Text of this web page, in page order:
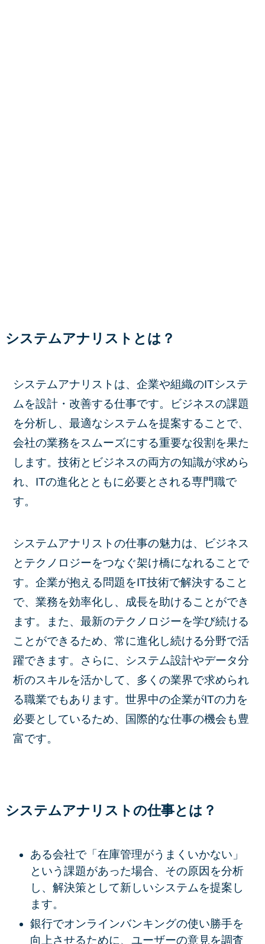
システムアナリストとは？
システムアナリストは、企業や組織のITシステ
ムを設計・改善する仕事です。ビジネスの課題
を分析し、最適なシステムを提案することで、
会社の業務をスムーズにする重要な役割を果た
します。技術とビジネスの両方の知識が求めら
れ、ITの進化とともに必要とされる専門職で
す。
システムアナリストの仕事の魅力は、ビジネス
とテクノロジーをつなぐ架け橋になれることで
す。企業が抱える問題をIT技術で解決すること
で、業務を効率化し、成長を助けることができ
ます。また、最新のテクノロジーを学び続ける
ことができるため、常に進化し続ける分野で活
躍できます。さらに、システム設計やデータ分
析のスキルを活かして、多くの業界で求められ
る職業でもあります。世界中の企業がITの力を
必要としているため、国際的な仕事の機会も豊
富です。
システムアナリストの仕事とは？
ある会社で「在庫管理がうまくいかない」
という課題があった場合、その原因を分析
し、解決策として新しいシステムを提案し
ます。
銀行でオンラインバンキングの使い勝手を
向上させるために、ユーザーの意見を調査